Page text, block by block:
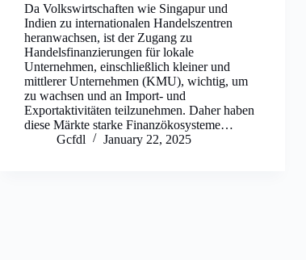
Da Volkswirtschaften wie Singapur und
Indien zu internationalen Handelszentren
heranwachsen, ist der Zugang zu
Handelsfinanzierungen für lokale
Unternehmen, einschließlich kleiner und
mittlerer Unternehmen (KMU), wichtig, um
zu wachsen und an Import- und
Exportaktivitäten teilzunehmen. Daher haben
diese Märkte starke Finanzökosysteme…
Gcfdl
January 22, 2025